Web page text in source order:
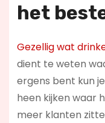
het
Gezellig wat
dient te weten
ergens bent kun
heen kijken waar
meer klanten